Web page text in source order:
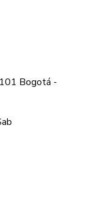
Bogotá -